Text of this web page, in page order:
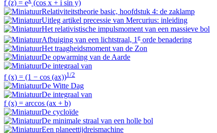
f (z) = e
(cos x + i sin y)
Relativiteitstheorie basic, hoofdstuk 4: de zaklamp
Uitleg artikel precessie van Mercurius: inleiding
Het relativistische impulsmoment van een massieve bol
Afbuiging van een lichtstraal, 1e orde benadering
Het traagheidsmoment van de Zon
De opwarming van de Aarde
De integraal van
f (x) = (1 − cos (ax))1/2
De Witte Dag
De integraal van
f (x) = arccos (ax + b)
De cycloïde
De minimale straal van een holle bol
Een planeettijdreismachine